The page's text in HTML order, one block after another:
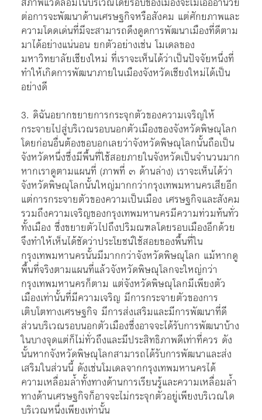
ต่อการจะพัฒนาด้านเศรษฐกิจหรือสังคม แต่ศักยภาพและ
ความโดดเด่นที่มีจะสามารถดึงดูดการพัฒนาเมืองที่ดีตาม
มาได้อย่างแน่นอน ยกตัวอย่างเช่น โมเดลของ
มหาวิทยาลัยเชียงใหม่ ที่เราจะเห็นได้ว่าเป็นปัจจัยหนึ่งที่
ทำให้เกิดการพัฒนาภายในเมืองจังหวัดเชียงใหม่ได้เป็น
อย่างดี
3. ดิฉันอยากขยายการกระจุกตัวของความเจริญให้
กระจายไปสู่บริเวณรอบนอกตัวเมืองของจังหวัดพิษณุโลก
โดยก่อนอื่นต้องขอบอกเลยว่าจังหวัดพิษณุโลกนั้นถือเป็น
จังหวัดหนึ่งซึ่งมีพื้นที่ใช้สอยภายในจังหวัดเป็นจำนวนมาก
หากเราดูตามแผนที่ (ภาพที่ ๓ ด้านล่าง) เราจะเห็นได้ว่า
จังหวัดพิษณุโลกนั้นใหญ่มากกว่ากรุงเทพมหานครเสียอีก
แต่การกระจายตัวของความเป็นเมือง เศรษฐกิจและสังคม
รวมถึงความเจริญของกรุงเทพมหานครมีความท่วมท้นทั่ว
ทั้งเมือง ซึ่งขยายตัวไปถึงปริมณฑลโดยรอบเมืองอีกด้วย
จึงทำให้เห็นได้ชัดว่าประโยชน์ใช้สอยของพื้นที่ใน
กรุงเทพมหานครนั้นมีมากกว่าจังหวัดพิษณุโลก แม้หากดู
พื้นที่จริงตามแผนที่แล้วจังหวัดพิษณุโลกจะใหญ่กว่า
กรุงเทพมหานครก็ตาม แต่จังหวัดพิษณุโลกมีเพียงตัว
เมืองเท่านั้นที่มีความเจริญ มีการกระจายตัวของการ
เติบโตทางเศรษฐกิจ มีการส่งเสริมและมีการพัฒนาที่ดี
ส่วนบริเวณรอบนอกตัวเมืองซึ่งอาจจะได้รับการพัฒนาบ้าง
ในบางจุดแต่ก็ไม่ทั่วถึงและมีประสิทธิภาพดีเท่าที่ควร ดัง
นั้นหากจังหวัดพิษณุโลกสามารถได้รับการพัฒนาและส่ง
เสริมในส่วนนี้ ดังเช่นโมเดลจากกรุงเทพมหานครได้
ความเหลื่อมล้ำทั้งทางด้านการเรียนรู้และความเหลื่อมล้ำ
ทางด้านเศรษฐกิจก็อาจจะไม่กระจุกตัวอยู่เพียงบริเวณใด
บริเวณหนึ่งเพียงเท่านั้น